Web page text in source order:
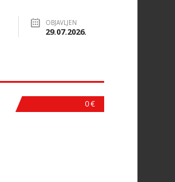
OBJAVLJEN
29.07.2026.
0 €